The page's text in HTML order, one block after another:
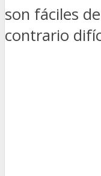
son fáciles
contrario